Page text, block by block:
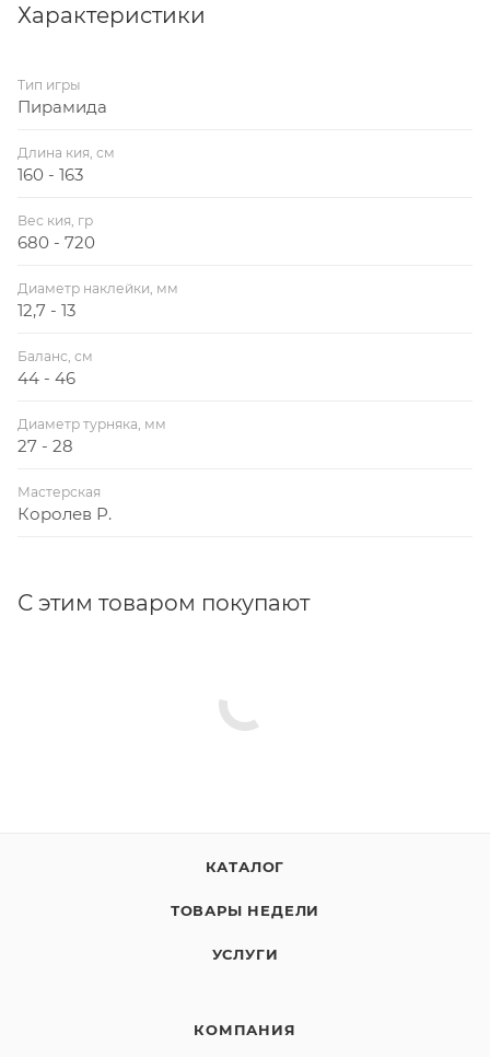
Характеристики
Тип игры
Пирамида
Длина кия, см
160 - 163
Вес кия, гр
680 - 720
Диаметр наклейки, мм
12,7 - 13
Баланс, см
44 - 46
Диаметр турняка, мм
27 - 28
Мастерская
Королев Р.
С этим товаром покупают
КАТАЛОГ
ТОВАРЫ НЕДЕЛИ
УСЛУГИ
КОМПАНИЯ